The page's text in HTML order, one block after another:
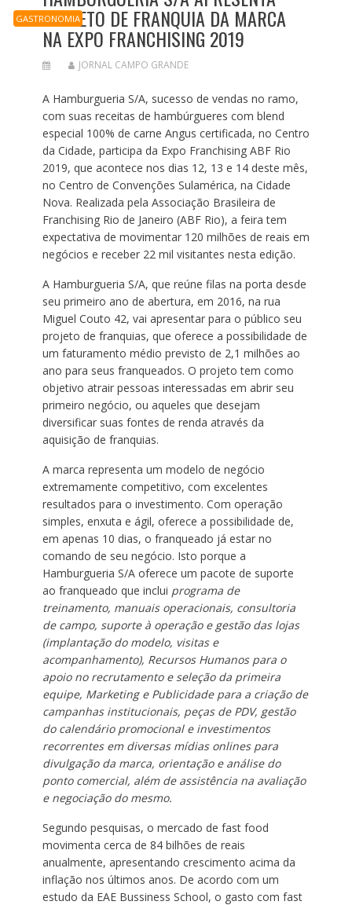
GASTRONOMIA
PROJETO DE FRANQUIA DA MARCA
NA EXPO FRANCHISING 2019
JORNAL CAMPO GRANDE
A Hamburgueria S/A, sucesso de vendas no ramo,
com suas receitas de hambúrgueres com blend
especial 100% de carne Angus certificada, no Centro
da Cidade, participa da Expo Franchising ABF Rio
2019, que acontece nos dias 12, 13 e 14 deste mês,
no Centro de Convenções Sulamérica, na Cidade
Nova. Realizada pela Associação Brasileira de
Franchising Rio de Janeiro (ABF Rio), a feira tem
expectativa de movimentar 120 milhões de reais em
negócios e receber 22 mil visitantes nesta edição.
A Hamburgueria S/A, que reúne filas na porta desde
seu primeiro ano de abertura, em 2016, na rua
Miguel Couto 42, vai apresentar para o público seu
projeto de franquias, que oferece a possibilidade de
um faturamento médio previsto de 2,1 milhões ao
ano para seus franqueados. O projeto tem como
objetivo atrair pessoas interessadas em abrir seu
primeiro negócio, ou aqueles que desejam
diversificar suas fontes de renda através da
aquisição de franquias.
A marca representa um modelo de negócio
extremamente competitivo, com excelentes
resultados para o investimento. Com operação
simples, enxuta e ágil, oferece a possibilidade de,
em apenas 10 dias, o franqueado já estar no
comando de seu negócio. Isto porque a
Hamburgueria S/A oferece um pacote de suporte
ao franqueado que inclui programa de
treinamento, manuais operacionais, consultoria
de campo, suporte à operação e gestão das lojas
(implantação do modelo, visitas e
acompanhamento), Recursos Humanos para o
apoio no recrutamento e seleção da primeira
equipe, Marketing e Publicidade para a criação de
campanhas institucionais, peças de PDV, gestão
do calendário promocional e investimentos
recorrentes em diversas mídias onlines para
divulgação da marca, orientação e análise do
ponto comercial, além de assistência na avaliação
e negociação do mesmo.
Segundo pesquisas, o mercado de fast food
movimenta cerca de 84 bilhões de reais
anualmente, apresentando crescimento acima da
inflação nos últimos anos. De acordo com um
estudo da EAE Bussiness School, o gasto com fast